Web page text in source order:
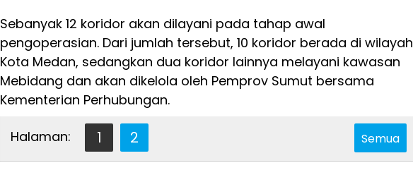
Sebanyak 12 koridor akan dilayani pada tahap awal
pengoperasian. Dari jumlah tersebut, 10 koridor berada di wilayah
Kota Medan, sedangkan dua koridor lainnya melayani kawasan
Mebidang dan akan dikelola oleh Pemprov Sumut bersama
Kementerian Perhubungan.
Halaman: 1 2 Semua